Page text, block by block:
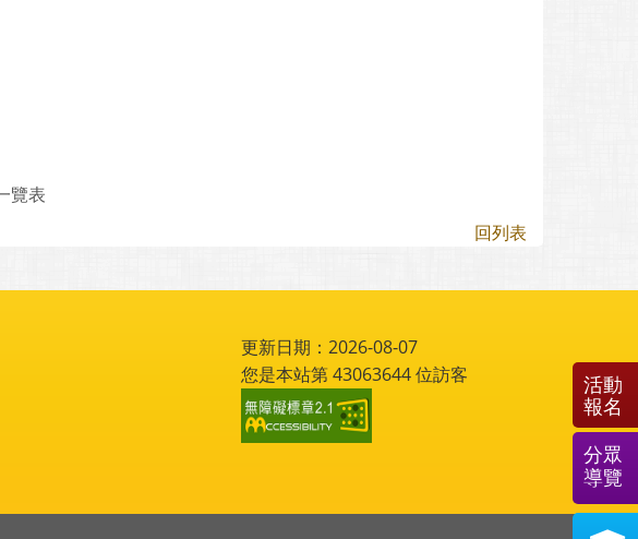
覽表
回列表
更新日期：2026-08-07
您是本站第43063644位訪客
活動
報名
分眾
導覽